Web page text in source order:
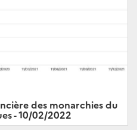
des monarchies du
- 10/02/2022